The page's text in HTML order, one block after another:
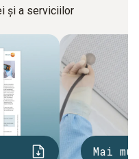
și a serviciilor
Mai